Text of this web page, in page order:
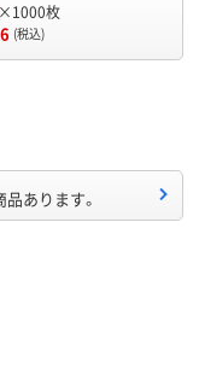
×1000枚
(税込)
品あります。